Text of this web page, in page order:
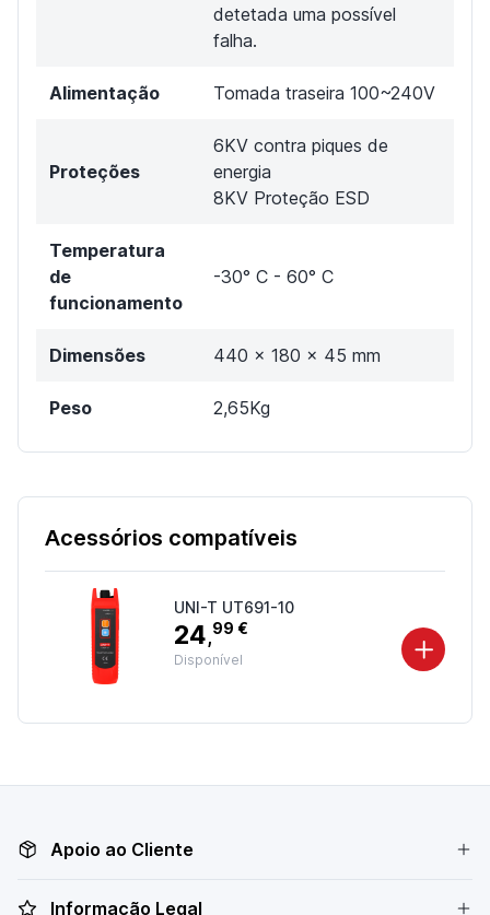
detetada uma possível
falha.
Alimentação Tomada traseira 100~240V
Proteções
6KV contra piques de
energia
8KV Proteção ESD
Temperatura
de
funcionamento
-30° C - 60° C
Dimensões 440 x 180 x 45 mm
Peso 2,65Kg
Acessórios compatíveis
UNI-T UT691-10
24,99 €
Disponível
Apoio ao Cliente
Informação Legal